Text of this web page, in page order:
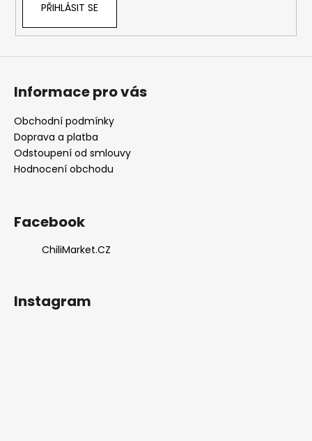
PŘIHLÁSIT SE
Informace pro vás
Obchodní podmínky
Doprava a platba
Odstoupení od smlouvy
Hodnocení obchodu
Facebook
ChiliMarket.CZ
Instagram